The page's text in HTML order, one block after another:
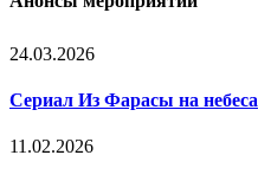
24.03.2026
Сериал Из Фарасы на небеса
11.02.2026